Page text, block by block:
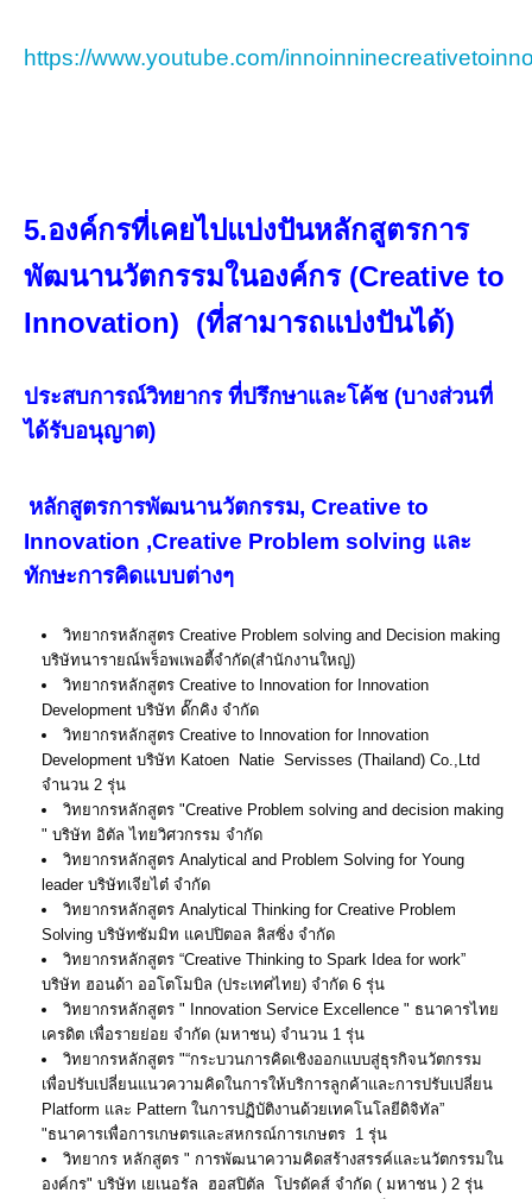
https://www.youtube.com/
5.องค์กรที่เคยไปแบ่งปันหลักสูตรการ
พัฒนานวัตกรรมในองค์กร (Creative to
Innovation) (ที่สามารถแบ่งปันได้)
ประสบการณ์วิทยากร ที่ปรึกษาและโค้ช (บางส่วนที่
ได้รับอนุญาต)
หลักสูตรการพัฒนานวัตกรรม, Creative to
Innovation ,Creative Problem solving และ
ทักษะการคิดแบบต่างๆ
วิทยากรหลักสูตร Creative Problem solving and Decision making
บริษัทนารายณ์พร็อพเพอตี้จำกัด(สำนักงานใหญ่)
วิทยากรหลักสูตร Creative to Innovation for Innovation
Development บริษัท ดั๊กคิง จำกัด
วิทยากรหลักสูตร Creative to Innovation for Innovation
Development บริษัท Katoen Natie Servisses (Thailand) Co.,Ltd
จำนวน 2 รุ่น
วิทยากรหลักสูตร "Creative Problem solving and decision making
" บริษัท อิตัล ไทยวิศวกรรม จำกัด
วิทยากรหลักสูตร Analytical and Problem Solving for Young
leader บริษัทเจียไต๋ จำกัด
วิทยากรหลักสูตร Analytical Thinking for Creative Problem
Solving บริษัทซัมมิท แคปปิตอล ลิสซิ่ง จำกัด
วิทยากรหลักสูตร “Creative Thinking to Spark Idea for work”
บริษัท ฮอนด้า ออโตโมบิล (ประเทศไทย) จำกัด 6 รุ่น
วิทยากรหลักสูตร " Innovation Service Excellence " ธนาคารไทย
เครดิต เพื่อรายย่อย จำกัด (มหาชน) จำนวน 1 รุ่น
วิทยากรหลักสูตร "“กระบวนการคิดเชิงออกแบบสู่ธุรกิจนวัตกรรม
เพื่อปรับเปลี่ยนแนวความคิดในการให้บริการลูกค้าและการปรับเปลี่ยน
Platform และ Pattern ในการปฏิบัติงานด้วยเทคโนโลยีดิจิทัล”
"ธนาคารเพื่อการเกษตรและสหกรณ์การเกษตร 1 รุ่น
วิทยากร หลักสูตร " การพัฒนาความคิดสร้างสรรค์และนวัตกรรมใน
องค์กร" บริษัท เยเนอรัล ฮอสปิตัล โปรดัคส์ จำกัด ( มหาชน ) 2 รุ่น